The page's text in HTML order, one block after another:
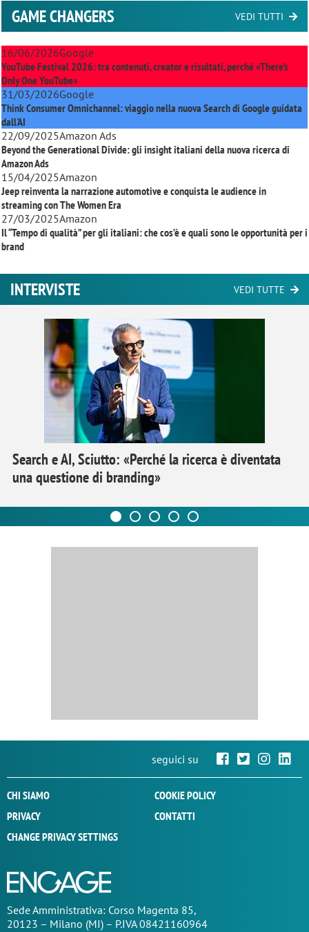
GAME CHANGERS VEDI TUTTI
16/06/2026Google
YouTube Festival 2026: tra contenuti, creator e risultati, perché «There’s
Only One YouTube»
31/03/2026Google
Think Consumer Omnichannel: viaggio nella nuova Search di Google guidata
dall'AI
22/09/2025Amazon Ads
Beyond the Generational Divide: gli insight italiani della nuova ricerca di
Amazon Ads
15/04/2025Amazon
Jeep reinventa la narrazione automotive e conquista le audience in
streaming conThe Women Era
27/03/2025Amazon
Il “Tempo di qualità” per gli italiani: che cos’è e quali sono le opportunità per i
brand
INTERVISTE VEDI TUTTE
Search e AI, Sciutto: «Perché la ricerca è diventata
una questione di branding»
seguici su
CHI SIAMO
COOKIE POLICY
PRIVACY
CONTATTI
CHANGE PRIVACY SETTINGS
SedeAmministrativa: Corso Magenta 85,
20123 – Milano (MI) – P.IVA 08421160964